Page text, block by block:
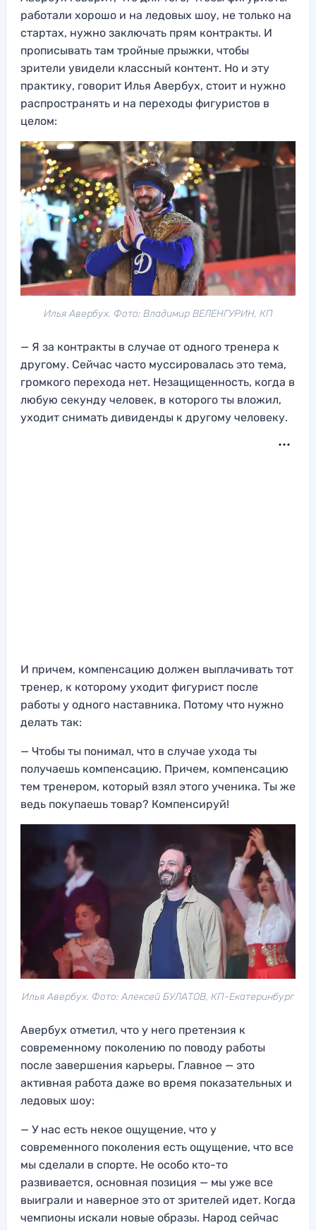
работали хорошо и на ледовых шоу, не только на
стартах, нужно заключать прям контракты. И
прописывать там тройные прыжки, чтобы
зрители увидели классный контент. Но и эту
практику, говорит Илья Авербух, стоит и нужно
распространять и на переходы фигуристов в
целом:
Илья Авербух. Фото: Владимир ВЕЛЕНГУРИН, КП
— Я за контракты в случае от одного тренера к
другому. Сейчас часто муссировалась это тема,
громкого перехода нет. Незащищенность, когда в
любую секунду человек, в которого ты вложил,
уходит снимать дивиденды к другому человеку.
И причем, компенсацию должен выплачивать тот
тренер, к которому уходит фигурист после
работы у одного наставника. Потому что нужно
делать так:
— Чтобы ты понимал, что в случае ухода ты
получаешь компенсацию. Причем, компенсацию
тем тренером, который взял этого ученика. Ты же
ведь покупаешь товар? Компенсируй!
Илья Авербух. Фото: Алексей БУЛАТОВ, КП-Екатеринбург
Авербух отметил, что у него претензия к
современному поколению по поводу работы
после завершения карьеры. Главное — это
активная работа даже во время показательных и
ледовых шоу:
— У нас есть некое ощущение, что у
современного поколения есть ощущение, что все
мы сделали в спорте. Не особо кто-то
развивается, основная позиция — мы уже все
выиграли и наверное это от зрителей идет. Когда
чемпионы искали новые образы. Народ сейчас